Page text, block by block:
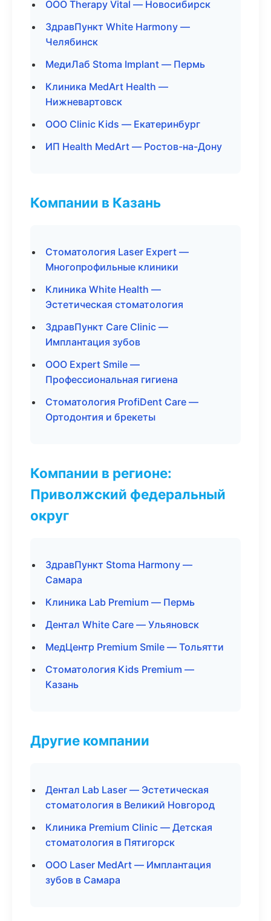
ООО Therapy Vital — Новосибирск
ЗдравПункт White Harmony —
Челябинск
МедиЛаб Stoma Implant — Пермь
Клиника MedArt Health —
Нижневартовск
ООО Clinic Kids — Екатеринбург
ИП Health MedArt — Ростов-на-Дону
Компании в Казань
Стоматология Laser Expert —
Многопрофильные клиники
Клиника White Health —
Эстетическая стоматология
ЗдравПункт Care Clinic —
Имплантация зубов
ООО Expert Smile —
Профессиональная гигиена
Стоматология ProfiDent Care —
Ортодонтия и брекеты
Компании в регионе:
Приволжский федеральный
округ
ЗдравПункт Stoma Harmony —
Самара
Клиника Lab Premium — Пермь
Дентал White Care — Ульяновск
МедЦентр Premium Smile — Тольятти
Стоматология Kids Premium —
Казань
Другие компании
Дентал Lab Laser — Эстетическая
стоматология в Великий Новгород
Клиника Premium Clinic — Детская
стоматология в Пятигорск
ООО Laser MedArt — Имплантация
зубов в Самара